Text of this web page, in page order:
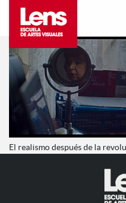
El realismo después de la